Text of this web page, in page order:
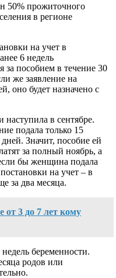
50% прожиточного
в регионе
на учет в
6 недель
за пособием в течение 30
же заявление на
оно будет назначено с
в сентябре.
подала только 15
Значит, пособие ей
за полный ноябрь, а
бы женщина подала
на учет – в
за два месяца.
от 3 до 7 лет кому
беременности.
родов или